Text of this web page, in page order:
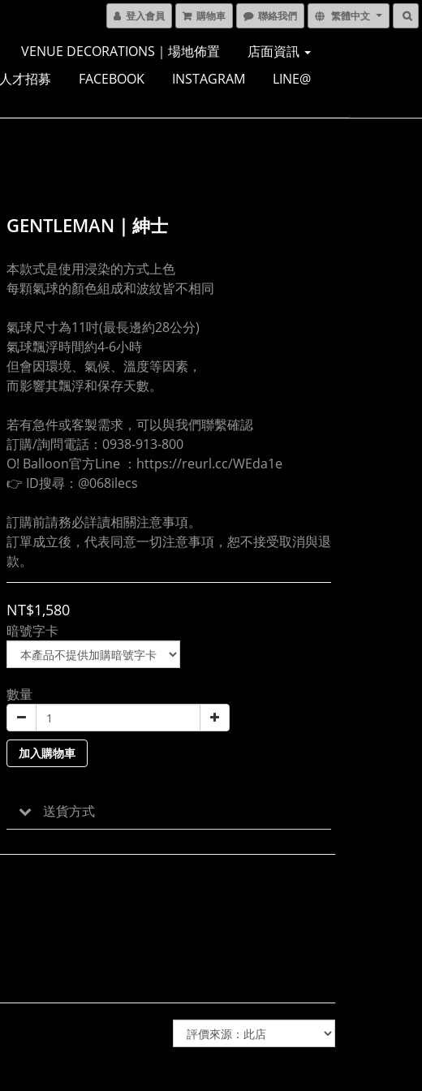
登入會員 購物車 聯絡我們 繁體中文
VENUE DECORATIONS｜場地佈置
店面資訊
人才招募
FACEBOOK INSTAGRAM LINE@
GENTLEMAN｜紳士
本款式是使用浸染的方式上色
每顆氣球的顏色組成和波紋皆不相同
氣球尺寸為11吋(最長邊約28公分)
氣球飄浮時間約4-6小時
但會因環境、氣候、溫度等因素，
而影響其飄浮和保存天數。
若有急件或客製需求，可以與我們聯繫確認
訂購/詢問電話：0938-913-800
O! Balloon官方Line ：https://reurl.cc/WEda1e
👉 ID搜尋：@068ilecs
訂購前請務必詳讀相關注意事項。
訂單成立後，代表同意一切注意事項，恕不接受取消與退
款。
NT$1,580
暗號字卡
數量
加入購物車
送貨方式